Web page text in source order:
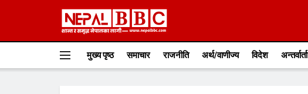
मुख्य पृष्ठ समाचार राजनीति अर्थ/वाणीज्य विदेश अन्तर्वार्ता